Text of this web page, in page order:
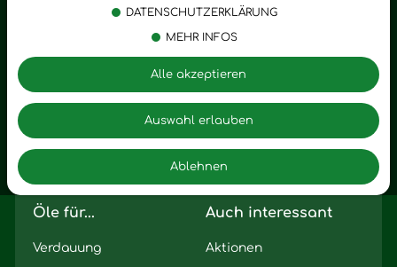
DATENSCHUTZERKLÄRUNG
MEHR INFOS
Ablehnen
Auswahl erlauben
Alle akzeptieren
Zuhause
Entspannung
Trauer
Romantik
Motivation
Seelischer Schlag
Öle für...
Verdauung
Auch interessant
Aktionen